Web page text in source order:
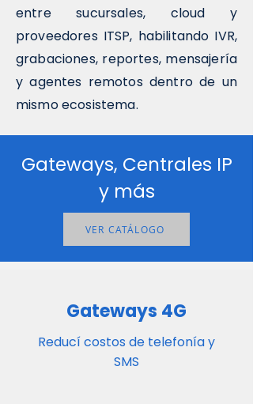
entre sucursales, cloud y
proveedores ITSP, habilitando IVR,
grabaciones, reportes, mensajería
y agentes remotos dentro de un
mismo ecosistema.
Gateways, Centrales IP
y más
VER CATÁLOGO
Gateways 4G
Reducí costos de telefonía y
SMS